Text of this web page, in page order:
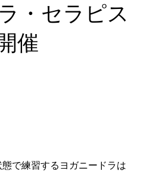
・セラピス
催
で練習するヨガニードラは